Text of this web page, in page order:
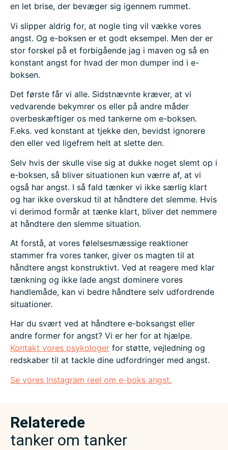
en let brise, der bevæger sig igennem rummet.
Vi slipper aldrig for, at nogle ting vil vække vores
angst. Og e-boksen er et godt eksempel. Men der er
stor forskel på et forbigående jag i maven og så en
konstant angst for hvad der mon dumper ind i e-
boksen.
Det første får vi alle. Sidstnævnte kræver, at vi
vedvarende bekymrer os eller på andre måder
overbeskæftiger os med tankerne om e-boksen.
F.eks. ved konstant at tjekke den, bevidst ignorere
den eller ved ligefrem helt at slette den.
Selv hvis der skulle vise sig at dukke noget slemt op i
e-boksen, så bliver situationen kun værre af, at vi
også har angst. I så fald tænker vi ikke særlig klart
og har ikke overskud til at håndtere det slemme. Hvis
vi derimod formår at tænke klart, bliver det nemmere
at håndtere den slemme situation.
At forstå, at vores følelsesmæssige reaktioner
stammer fra vores tanker, giver os magten til at
håndtere angst konstruktivt. Ved at reagere med klar
tænkning og ikke lade angst dominere vores
handlemåde, kan vi bedre håndtere selv udfordrende
situationer.
Har du svært ved at håndtere e-boksangst eller
andre former for angst? Vi er her for at hjælpe.
Kontakt vores psykologer for støtte, vejledning og
redskaber til at tackle dine udfordringer med angst.
Se vores Instagram reel om e-boks angst.
Relaterede
tanker om tanker